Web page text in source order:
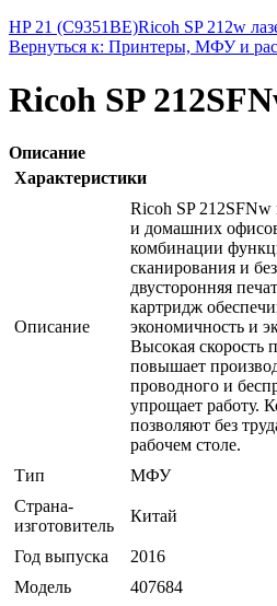
HP 21 (C9351BE)Ricoh SP 212w
Вернуться к: Принтеры, МФУ и
Ricoh SP
Описание
Характеристики
Описание
Ricoh SP 212SFNw
и домашних
комбинации
сканирования и
двусторонняя
картридж
экономичность и
Высокая скорость
повышает
проводного и
упрощает работу.
позволяют без
рабочем столе.
Тип
МФУ
Страна-
изготовитель
Китай
Год выпуска
2016
Модель
407684